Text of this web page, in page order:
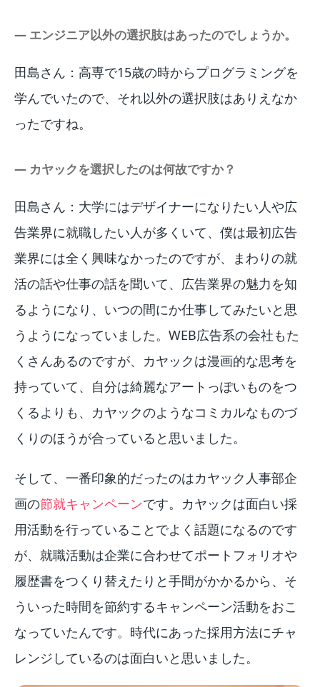
― エンジニア以外の選択肢はあったのでしょうか。
田島さん：高専で15歳の時からプログラミングを
学んでいたので、それ以外の選択肢はありえなか
ったですね。
― カヤックを選択したのは何故ですか？
田島さん：大学にはデザイナーになりたい人や広
告業界に就職したい人が多くいて、僕は最初広告
業界には全く興味なかったのですが、まわりの就
活の話や仕事の話を聞いて、広告業界の魅力を知
るようになり、いつの間にか仕事してみたいと思
うようになっていました。WEB広告系の会社もた
くさんあるのですが、カヤックは漫画的な思考を
持っていて、自分は綺麗なアートっぽいものをつ
くるよりも、カヤックのようなコミカルなものづ
くりのほうが合っていると思いました。
そして、一番印象的だったのはカヤック人事部企
画の節就キャンペーンです。カヤックは面白い採
用活動を行っていることでよく話題になるのです
が、就職活動は企業に合わせてポートフォリオや
履歴書をつくり替えたりと手間がかかるから、そ
ういった時間を節約するキャンペーン活動をおこ
なっていたんです。時代にあった採用方法にチャ
レンジしているのは面白いと思いました。